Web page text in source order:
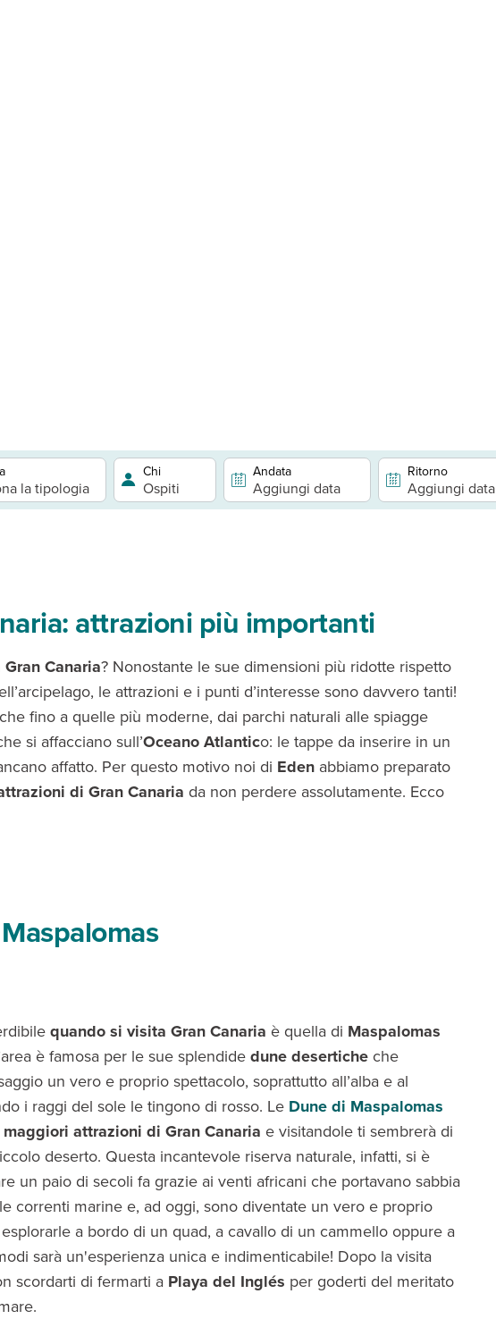
la tipologia
Chi
Ospiti
Andata
Aggiungi data
Ritorno
Aggiungi data
attrazioni più importanti
Canaria? Nonostante le sue dimensioni più ridotte rispetto
le attrazioni e i punti d’interesse sono davvero tanti!
fino a quelle più moderne, dai parchi naturali alle spiagge
si affacciano sull’Oceano Atlantico: le tappe da inserire in un
affatto. Per questo motivo noi di Eden abbiamo preparato
di Gran Canaria da non perdere assolutamente. Ecco
quando si visita Gran Canaria è quella di Maspalomas
è famosa per le sue splendidedune desertiche che
un vero e proprio spettacolo, soprattutto all’alba e al
i raggi del sole le tingono di rosso. Le Dune di Maspalomas
maggiori attrazioni di Gran Canaria e visitandole ti sembrerà di
deserto. Questa incantevole riserva naturale, infatti, si è
un paio di secoli fa grazie ai venti africani che portavano sabbia
correnti marine e, ad oggi, sono diventate un vero e proprio
a bordo di un quad, a cavallo di un cammello oppure a
sarà un'esperienza unica e indimenticabile! Dopo la visita
scordarti di fermarti a Playa del Inglés per goderti del meritato